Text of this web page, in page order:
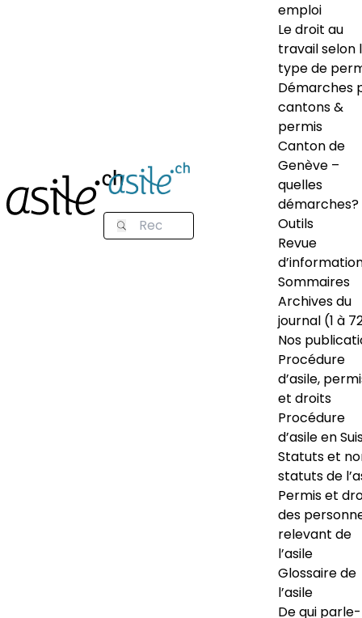
emploi
Le droit au
travail selon
type de
Démarches
cantons &
permis
Canton de
Genève –
quelles
démarches?
Outils
Revue
Sommaires
Archives du
journal (1 à
Nos
Procédure
d’asile,
et droits
Procédure
d’asile en
Statuts et
statuts de
Permis et
des
relevant de
l’asile
Glossaire de
l’asile
De qui